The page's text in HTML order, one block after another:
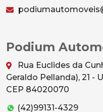
Podium
Rua Euclides da
Geraldo Pellanda), 21 -
CEP 84020070
(42)99131-4329